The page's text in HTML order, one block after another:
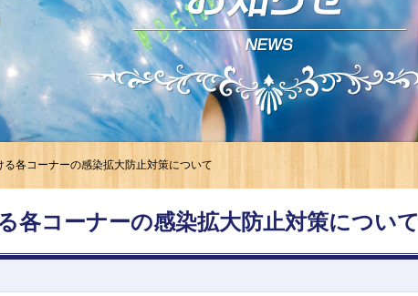
る各コーナーの感染拡大防止対策について
各コーナーの感染拡大防止対策について